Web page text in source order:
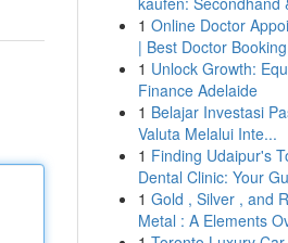
1 Online Doctor
| Best Doctor
1 Unlock Growth:
Finance Adelaide
1 Belajar Investasi
Valuta Melalui Inte...
1 Finding Udaipur's
Dental Clinic: Your
1 Gold , Silver , and
Metal : A Elements